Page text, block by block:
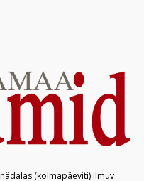
(kolmapäeviti) ilmuv